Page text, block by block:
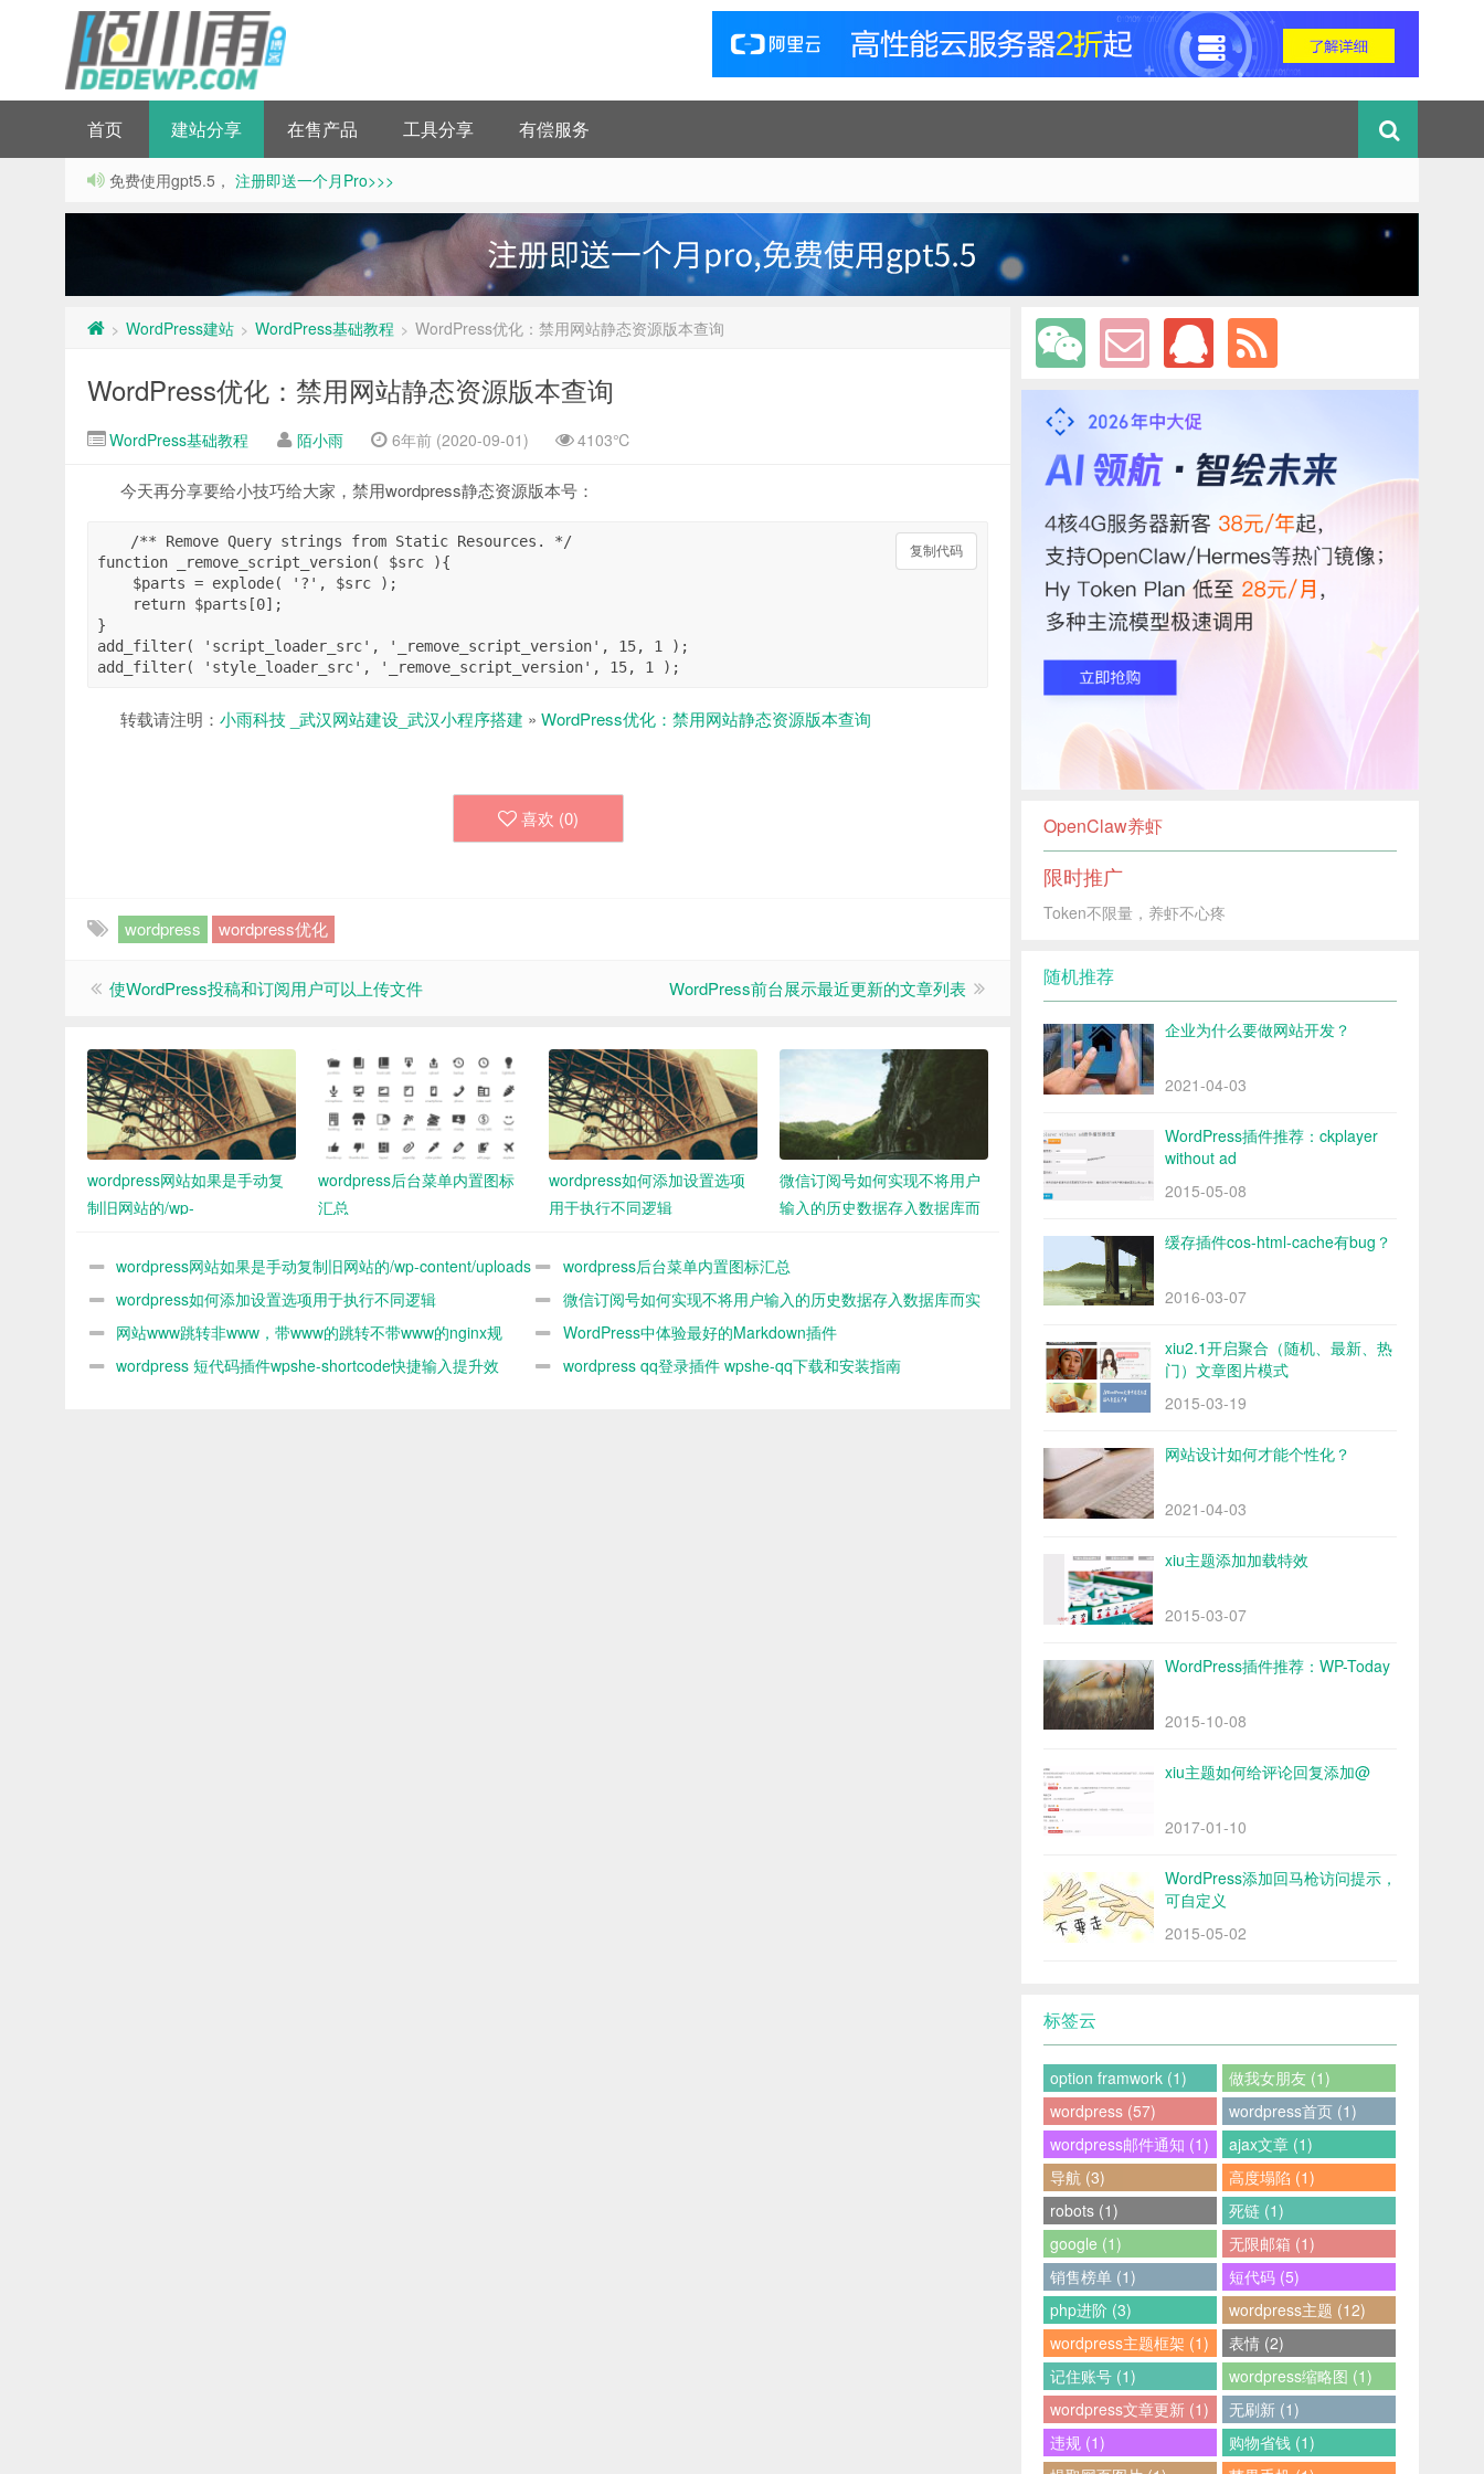
首页 建站分享 在售产品 工具分享 有偿服务
免费使用gpt5.5， 注册即送一个月Pro>>>
> WordPress建站 > WordPress基础教程 > WordPress优化：禁用网站静态资源版本查询
WordPress优化：禁用网站静态资源版本查询
WordPress基础教程 陌小雨 6年前 (2020-09-01) 4103℃
今天再分享要给小技巧给大家，禁用wordpress静态资源版本号：
复制代码
复制代码
/** Remove Query strings from Static Resources. */
function _remove_script_version( $src ){
}
add_filter( 'script_loader_src', '_remove_script_version', 15, 1 );
转载请注明： 小雨科技 _武汉网站建设_武汉小程序搭建 » WordPress优化：禁用网站静态资源版本查询
喜欢 (0)
wordpress wordpress优化
使WordPress投稿和订阅用户可以上传文件 WordPress前台展示最近更新的文章列表
wordpress网站如果是手动复
制旧网站的/wp-
网站 新网站媒体库没办法看到
怎么解决
wordpress后台菜单内置图标
汇总
wordpress如何添加设置选项
用于执行不同逻辑
微信订阅号如何实现不将用户
输入的历史数据存入数据库而
wordpress网站如果是手动复制旧网站的/wp-content/uploads
中的图片到新网站 新网站媒体库没办法看到 怎么解决
wordpress后台菜单内置图标汇总
wordpress如何添加设置选项用于执行不同逻辑
微信订阅号如何实现不将用户输入的历史数据存入数据库而实
现连续对话
网站www跳转非www，带www的跳转不带www的nginx规
则
WordPress中体验最好的Markdown插件
wordpress 短代码插件wpshe-shortcode快捷输入提升效
wordpress qq登录插件 wpshe-qq下载和安装指南
OpenClaw养虾
限时推广
Token不限量，养虾不心疼
随机推荐
企业为什么要做网站开发？
2021-04-03
WordPress插件推荐：ckplayer
without ad
2015-05-08
缓存插件cos-html-cache有bug？
2016-03-07
xiu2.1开启聚合（随机、最新、热
门）文章图片模式
2015-03-19
网站设计如何才能个性化？
2021-04-03
xiu主题添加加载特效
2015-03-07
WordPress插件推荐：WP-Today
2015-10-08
xiu主题如何给评论回复添加@
2017-01-10
WordPress添加回马枪访问提示，
可自定义
2015-05-02
标签云
option framwork (1)
做我女朋友 (1)
wordpress (57)
wordpress首页 (1)
wordpress邮件通知 (1)
ajax文章 (1)
导航 (3)
高度塌陷 (1)
robots (1)
死链 (1)
google (1)
无限邮箱 (1)
销售榜单 (1)
短代码 (5)
php进阶 (3)
wordpress主题 (12)
wordpress主题框架 (1)
表情 (2)
记住账号 (1)
wordpress缩略图 (1)
wordpress文章更新 (1)
无刷新 (1)
违规 (1)
购物省钱 (1)